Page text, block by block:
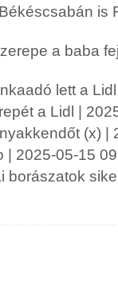
is
a baba
lett a
a Lidl |
(x) |
| 2025-05-15
borászatok